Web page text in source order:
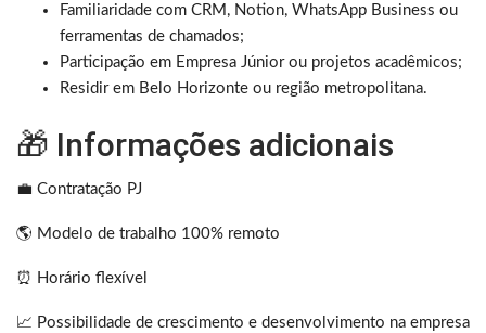
Familiaridade com CRM, Notion, WhatsApp Business ou
ferramentas de chamados;
Participação em Empresa Júnior ou projetos acadêmicos;
Residir em Belo Horizonte ou região metropolitana.
🎁 Informações adicionais
💼 Contratação PJ
🌎 Modelo de trabalho 100% remoto
⏰ Horário flexível
📈 Possibilidade de crescimento e desenvolvimento na empresa